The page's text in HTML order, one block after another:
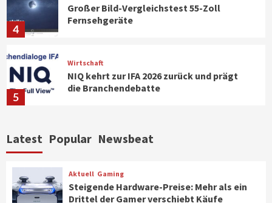
4
Großer Bild-Vergleichstest 55-Zoll
Fernsehgeräte
5
Wirtschaft
NIQ kehrt zur IFA 2026 zurück und prägt
die Branchendebatte
6
CHERRY baut Vertriebsteam in
Smart Living Top Story
Latest Popular Newsbeat
Aktuell Gaming
Steigende Hardware-Preise: Mehr als ein
Drittel der Gamer verschiebt Käufe